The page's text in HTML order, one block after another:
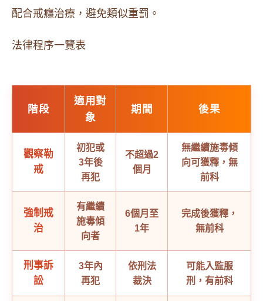
配合戒癮治療，避免類似重罰。
法律程序一覽表
階段
適用對
象
期間 後果
觀察勒
戒
初犯或
3年後
再犯
不超過2
個月
無繼續施毒傾
向可獲釋，無
前科
強制戒
治
有繼續
施毒傾
向者
6個月至
1年
完成後獲釋，
無前科
刑事訴
訟
3年內
再犯
依刑法
裁決
可能入監服
刑，有前科